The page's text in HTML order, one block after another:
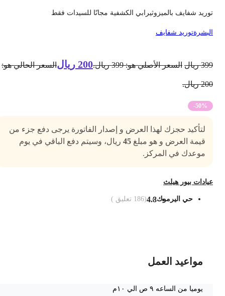
شفايف بالميزوثيرابي الكشفية مجانًا للسيدات فقط
توريد شفايف
ريال السعر الأصلي هو: 399 ريال. 200 ريال السعر الحالي هو:
-50%
لتأكيد حجزك لهذا العرض و إصدار الفاتورة يرجى دفع جزء من
قيمة العرض و هو مبلغ45ريال، وسيتم دفع الباقي في يوم
موعدك في المركز.
بيور هيلث
حي اليرموك 4.8
(
186تعليق )
مواعيد العمل
يوميا من الساعه ٩ ص الي ١٠م